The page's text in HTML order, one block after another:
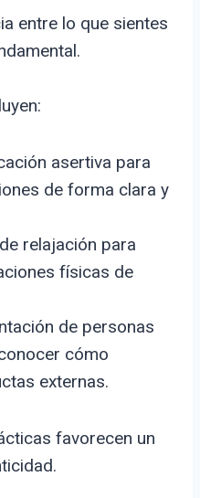
entre lo que sientes
asertiva para
de forma clara y
relajación para
físicas de
de personas
cómo
externas.
favorecen un